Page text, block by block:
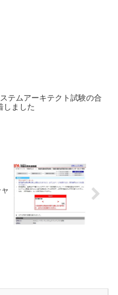
テムアーキテクト試験の合
しました